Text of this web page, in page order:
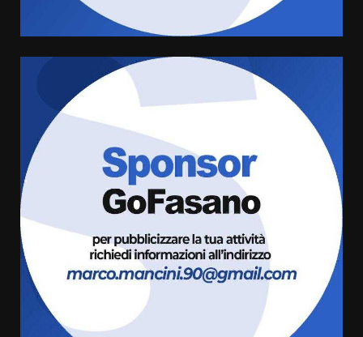
Truffatori in azione nelle
frazioni fasanesi
5 Agosto 2026 11:03
Residenti di Savelletri scrivono
al Prefetto: “Noi cittadini di
serie B”
5 Agosto 2026 06:15
A Savelletri torna la Sagra del
Pesce Spada: appuntamento a
sabato 8 agosto
5 Agosto 2026 06:10